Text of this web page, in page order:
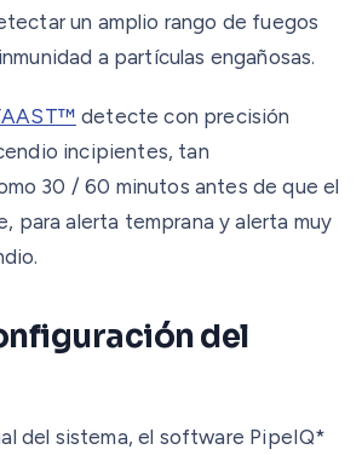
un amplio rango de fuegos
a partículas engañosas.
detecte con precisión
incipientes, tan
30 / 60 minutos antes de que el
para alerta temprana y alerta muy
del
del sistema, el software PipeIQ*